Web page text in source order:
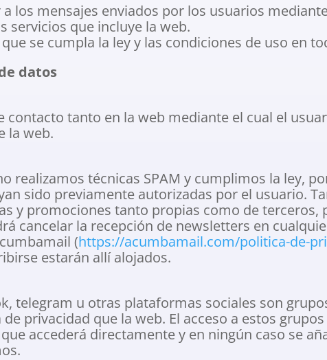
los mensajes enviados por los usuarios
servicios que incluye la web.
se cumpla la ley y las condiciones de uso en
datos
contacto tanto en la web mediante el cual el
la web.
realizamos técnicas SPAM y cumplimos la ley,
sido previamente autorizadas por el usuario.
y promociones tanto propias como de terceros,
cancelar la recepción de newsletters en
(https://acumbamail.com/politica-de-
estarán allí alojados.
telegram u otras plataformas sociales son
privacidad que la web. El acceso a estos
accederá directamente y en ningún caso se